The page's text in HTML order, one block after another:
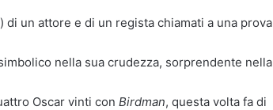
un attore e di un regista chiamati a una prova
nella sua crudezza, sorprendente nella
Oscar vinti con Birdman, questa volta fa di